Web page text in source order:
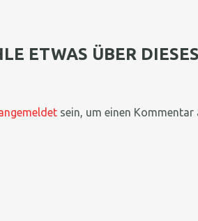
ETWAS ÜBER
sein, um einen Kommentar